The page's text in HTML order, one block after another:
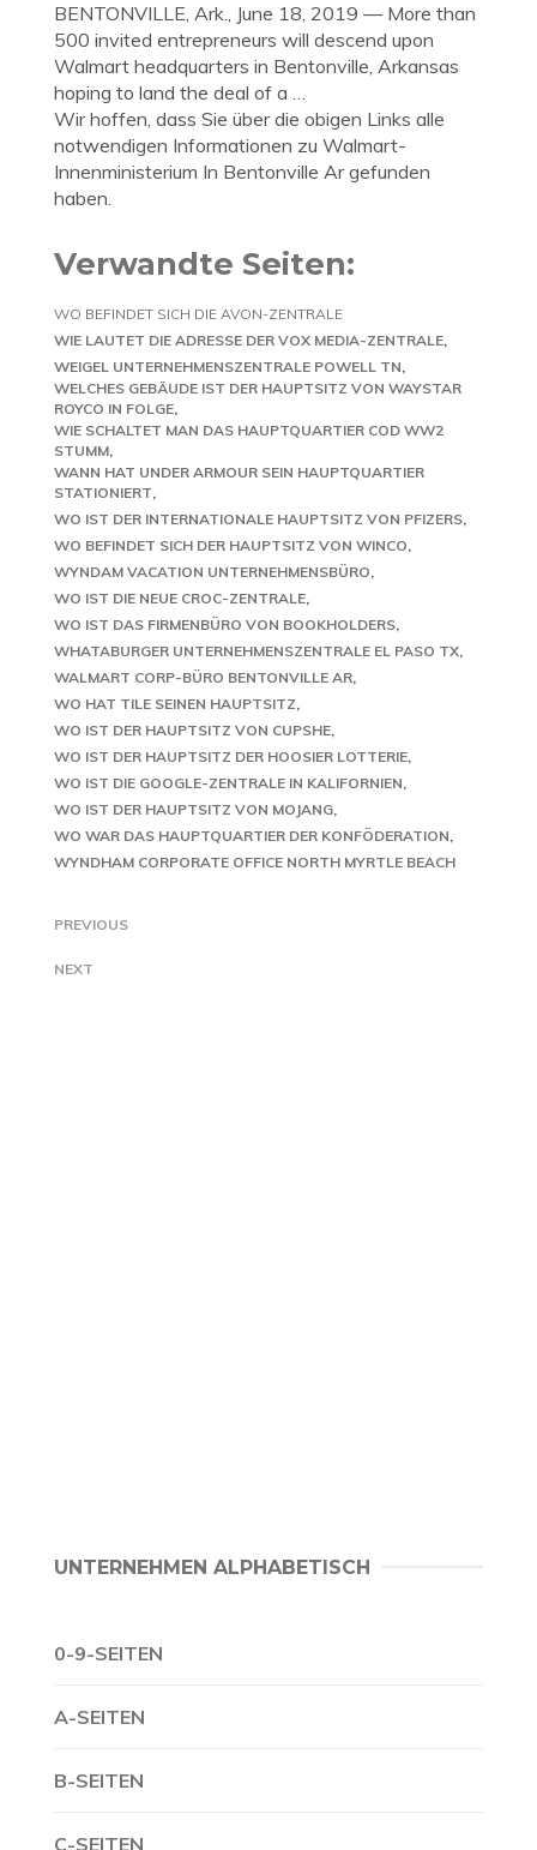
BENTONVILLE, Ark., June 18, 2019 — More than
500 invited entrepreneurs will descend upon
Walmart headquarters in Bentonville, Arkansas
hoping to land the deal of a …
Wir hoffen, dass Sie über die obigen Links alle
notwendigen Informationen zu Walmart-
Innenministerium In Bentonville Ar gefunden
haben.
Verwandte Seiten:
WO BEFINDET SICH DIE AVON-ZENTRALE
WIE LAUTET DIE ADRESSE DER VOX MEDIA-ZENTRALE
WEIGEL UNTERNEHMENSZENTRALE POWELL TN
WELCHES GEBÄUDE IST DER HAUPTSITZ VON WAYSTAR
ROYCO IN FOLGE
WIE SCHALTET MAN DAS HAUPTQUARTIER COD WW2
STUMM
WANN HAT UNDER ARMOUR SEIN HAUPTQUARTIER
STATIONIERT
WO IST DER INTERNATIONALE HAUPTSITZ VON PFIZERS
WO BEFINDET SICH DER HAUPTSITZ VON WINCO
WYNDAM VACATION UNTERNEHMENSBÜRO
WO IST DIE NEUE CROC-ZENTRALE
WO IST DAS FIRMENBÜRO VON BOOKHOLDERS
WHATABURGER UNTERNEHMENSZENTRALE EL PASO TX
WALMART CORP-BÜRO BENTONVILLE AR
WO HAT TILE SEINEN HAUPTSITZ
WO IST DER HAUPTSITZ VON CUPSHE
WO IST DER HAUPTSITZ DER HOOSIER LOTTERIE
WO IST DIE GOOGLE-ZENTRALE IN KALIFORNIEN
WO IST DER HAUPTSITZ VON MOJANG
WO WAR DAS HAUPTQUARTIER DER KONFÖDERATION
WYNDHAM CORPORATE OFFICE NORTH MYRTLE BEACH
PREVIOUS
NEXT
UNTERNEHMEN ALPHABETISCH
0-9-SEITEN
A-SEITEN
B-SEITEN
C-SEITEN